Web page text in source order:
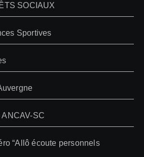
SOCIAUX
Sportives
SC
“Allô écoute personnels